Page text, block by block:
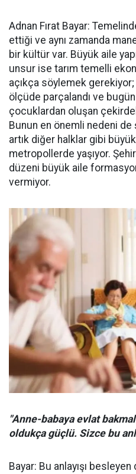
Adnan Fırat Bayar:
ettiği ve aynı zamanda
bir kültür var. Büyük aile
unsur ise tarım temelli
açıkça söylemek gerekiyor;
ölçüde parçalandı ve
çocuklardan oluşan
Bunun en önemli nedeni
artık diğer halklar gibi
metropollerde yaşıyor.
düzeni büyük aile
vermiyor.
"Anne-babaya evlat
oldukça güçlü. Sizce bu
Bayar: Bu anlayışı